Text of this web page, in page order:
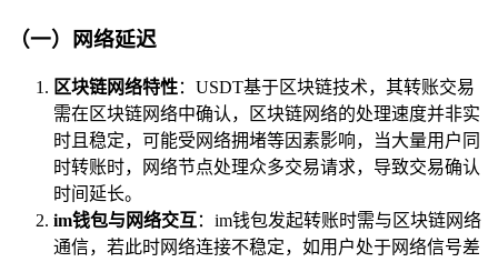
（一）网络延迟
区块链网络特性：USDT基于区块链技术，其转账交易
需在区块链网络中确认，区块链网络的处理速度并非实
时且稳定，可能受网络拥堵等因素影响，当大量用户同
时转账时，网络节点处理众多交易请求，导致交易确认
时间延长。
im钱包与网络交互 ：im钱包发起转账时需与区块链网络
通信，若此时网络连接不稳定，如用户处于网络信号差